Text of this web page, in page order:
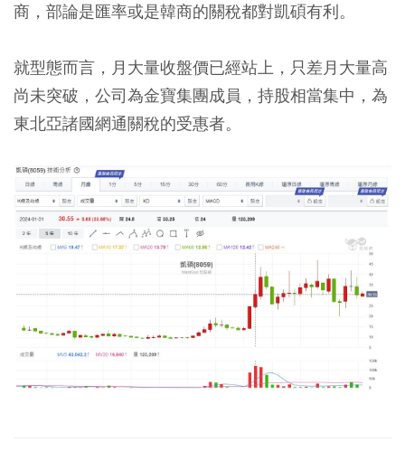
商，部論是匯率或是韓商的關稅都對凱碩有利。
就型態而言，月大量收盤價已經站上，只差月大量高
尚未突破，公司為金寶集團成員，持股相當集中，為
東北亞諸國網通關稅的受惠者。